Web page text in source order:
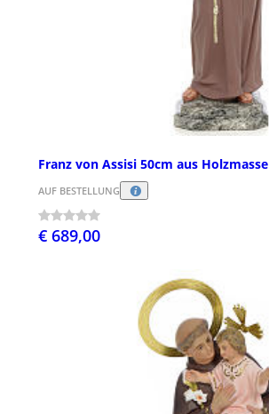
Franz von Assisi 50cm aus Holzmasse
AUF BESTELLUNG
€ 689,00